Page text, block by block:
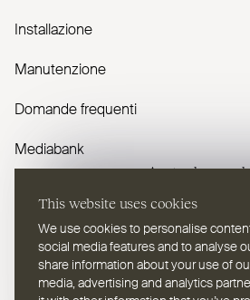
This website uses cookies
We use cookies to personalise
social media features and to analyse
share information about your use of
media, advertising and analytics
Installazione
Manutenzione
Domande frequenti
Mediabank
Avete